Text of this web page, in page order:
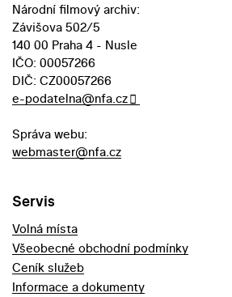
Národní filmový archiv:
Závišova 502/5
140 00 Praha 4 - Nusle
IČO: 00057266
DIČ: CZ00057266
e-podatelna@nfa.cz
Správa webu:
webmaster@nfa.cz
Servis
Volná místa
Všeobecné obchodní podmínky
Ceník služeb
Informace a dokumenty